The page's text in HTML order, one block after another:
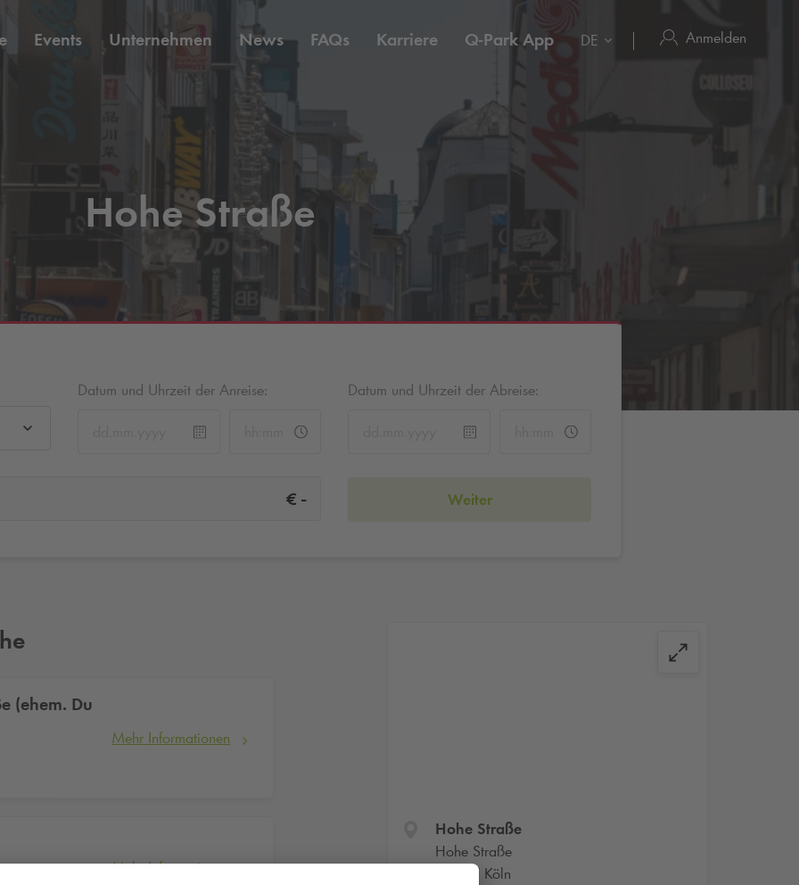
Events Unternehmen News FAQs Karriere Q-Park App DE Anmelden
Hohe Straße
Datum und Uhrzeit der Anreise: Datum und Uhrzeit der Abreise:
€ - Weiter
Hohe Straße
Hohe Straße
50667 Köln
(ehem. Du
Mehr Informationen
Mehr Informationen